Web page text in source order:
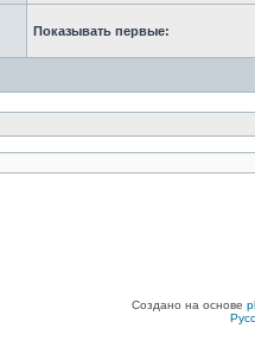
Показывать первые:
Создано на основе